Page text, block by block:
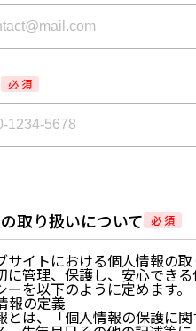
必 須
取り扱いについて 必 須
サイトにおける個人情報の
に管理、保護し、安心でき
ーを以下のように定めます。
報の定義
とは、「個人情報の保護に